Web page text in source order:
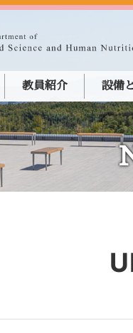
教員紹介 設備